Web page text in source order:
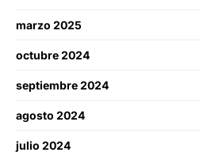
marzo 2025
octubre 2024
septiembre 2024
agosto 2024
julio 2024